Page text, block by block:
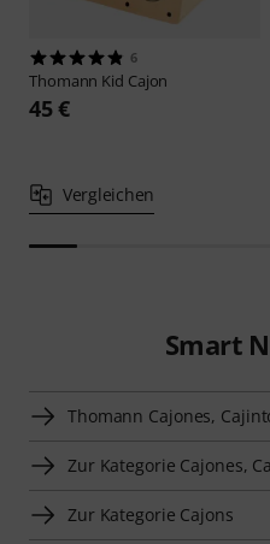
6
Thomann Kid Cajon
45 €
Vergleichen
Smart
Thomann Cajones,
Zur Kategorie Cajones,
Zur Kategorie Cajons